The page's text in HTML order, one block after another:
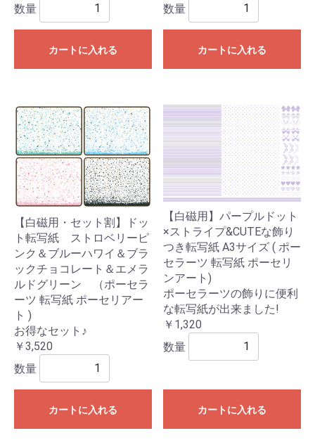
数量
カートに入れる
数量
カートに入れる
【白磁用・セット割】ドッ
ト転写紙 ストロベリーピ
ンク＆ブルーハワイ＆ブラ
ックチョコレート＆エメラ
ルドグリーン （ポーセラ
ーツ 転写紙 ポーセリアー
ト )
お得なセット♪
￥3,520
数量
カートに入れる
【白磁用】パープルドット
×ストライプ&CUTEな飾り
つき転写紙 A3サイズ ( ポー
セラーツ 転写紙 ポーセリ
ンアート)
ポーセラーツの飾りに便利
な転写紙が出来ました!
￥1,320
数量
カートに入れる